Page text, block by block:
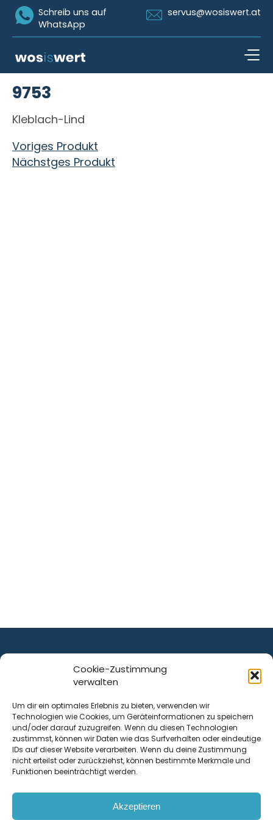
Cookie-Zustimmung
verwalten
Um dir ein optimales Erlebnis zu bieten, verwenden wir
Technologien wie Cookies, um Geräteinformationen zu speichern
und/oder darauf zuzugreifen. Wenn du diesen Technologien
zustimmst, können wir Daten wie das Surfverhalten oder eindeutige
IDs auf dieser Website verarbeiten. Wenn du deine Zustimmung
nicht erteilst oder zurückziehst, können bestimmte Merkmale und
Funktionen beeinträchtigt werden.
Akzeptieren
Icon Whatsapp
Schreib uns auf
WhatsApp
Icon Email
servus@wosiswert.at
9753
Kleblach-Lind
Beitragsnavigation
Voriges Produkt
Nächstges Produkt
ist ein Service von
Krenn Real GmbH
Tischlerstraße 12
4050Traun| Österreich
Kontakt